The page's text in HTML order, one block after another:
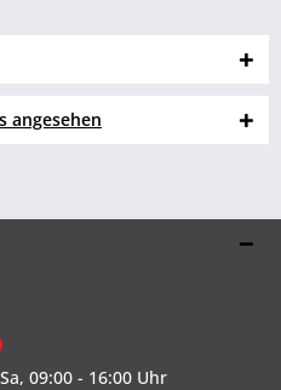
angesehen
09:00 - 16:00 Uhr